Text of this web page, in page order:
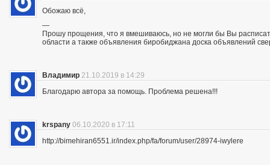
Обожаю всё,
—
Прошу прощения, что я вмешиваюсь, но не могли бы Вы
области а также объявления биробиджана доска объявлений
Владимир 21.10.2019 в 14:29
Благодарю автора за помощь. Проблема решена!!!
krspany 06.10.2020 в 17:11
http://bimehiran6551.ir/index.php/fa/forum/user/28974-iwylere